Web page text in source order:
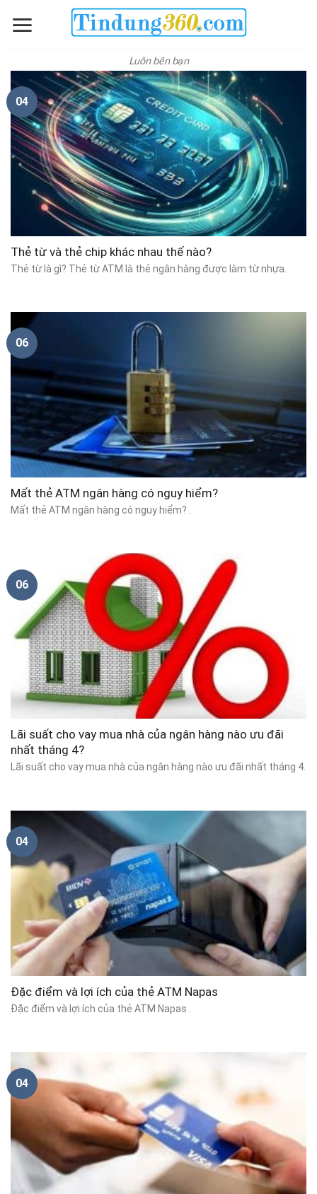
Luôn bên bạn
Thẻ từ và thẻ chip khác nhau thế nào?
Thẻ từ là gì? Thẻ từ ATM là thẻ ngân hàng được làm từ nhựa.
04
Mất thẻ ATM ngân hàng có nguy hiểm?
Mất thẻ ATM ngân hàng có nguy hiểm? .
06
Lãi suất cho vay mua nhà của ngân hàng nào ưu đãi
nhất tháng 4?
Lãi suất cho vay mua nhà của ngân hàng nào ưu đãi nhất tháng 4.
06
Đặc điểm và lợi ích của thẻ ATM Napas
Đặc điểm và lợi ích của thẻ ATM Napas .
04
04